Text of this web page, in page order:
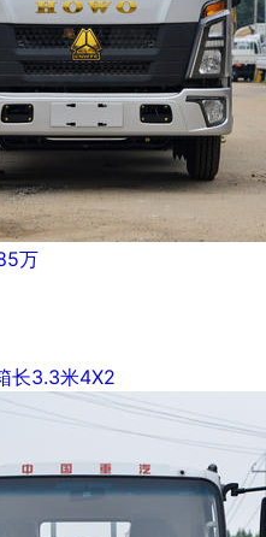
万
长3.3米4X2